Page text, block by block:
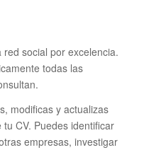
social por excelencia.
todas las
modificas y actualizas
CV. Puedes identificar
empresas, investigar